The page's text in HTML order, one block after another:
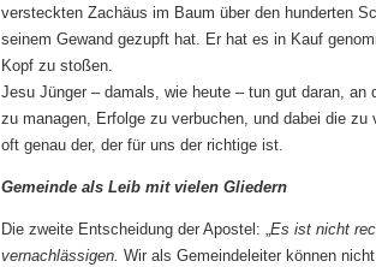
versteckten Zachäus im Baum über den hunderten
seinem Gewand gezupft hat. Er hat es in Kauf
Kopf zu stoßen.
Jesu Jünger – damals, wie heute – tun gut daran,
zu managen, Erfolge zu verbuchen, und dabei die
oft genau der, der für uns der richtige ist.
Gemeinde als Leib mit vielen Gliedern
Die zweite Entscheidung der Apostel: „Es ist nicht
vernachlässigen. Wir als Gemeindeleiter können